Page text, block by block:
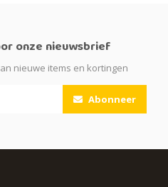
onze nieuwsbrief
nieuwe items en kortingen
Abonneer